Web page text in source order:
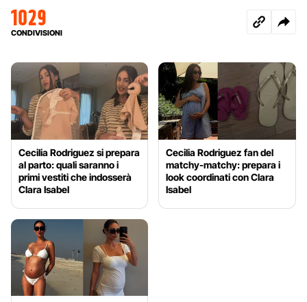
1029
CONDIVISIONI
Cecilia Rodriguez si prepara
al parto: quali saranno i
primi vestiti che indosserà
Clara Isabel
Cecilia Rodriguez fan del
matchy-matchy: prepara i
look coordinati con Clara
Isabel